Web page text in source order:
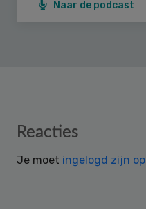
Naar de podcast
Reader
Reacties
Je moet ingelogd zijn op